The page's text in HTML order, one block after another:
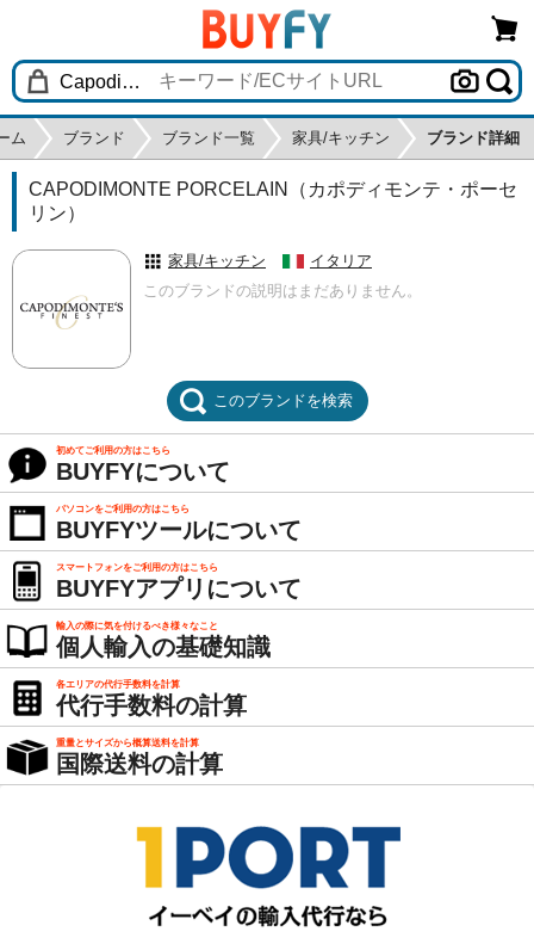
ム ブランド ブランド一覧 家具/キッチン ブランド詳細
CAPODIMONTE PORCELAIN（カポディモンテ・ポーセ
リン）
家具/キッチン
イタリア
このブランドの説明はまだありません。
このブランドを検索
初めてご利用の方はこちら
BUYFYについて
パソコンをご利用の方はこちら
BUYFYツールについて
スマートフォンをご利用の方はこちら
BUYFYアプリについて
輸入の際に気を付けるべき様々なこと
個人輸入の基礎知識
各エリアの代行手数料を計算
代行手数料の計算
重量とサイズから概算送料を計算
国際送料の計算